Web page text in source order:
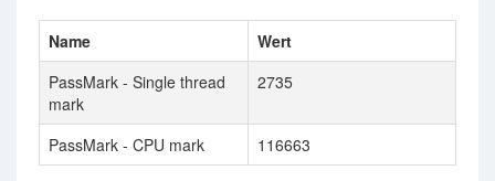
Name
Wert
PassMark - Single thread
mark
2735
PassMark - CPU mark 116663